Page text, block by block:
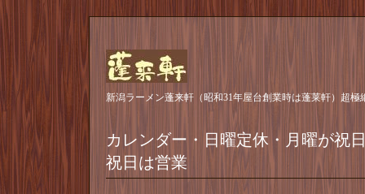
新潟ラーメン蓬来軒（昭和31年屋台創業時は蓬莱軒）超
カレンダー・日曜定休・月曜が祝
祝日は営業